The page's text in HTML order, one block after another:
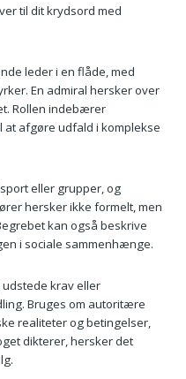
til dit krydsord med
leder i en flåde, med
En admiral hersker over
Rollen indebærer
afgøre udfald i komplekse
eller grupper, og
hersker ikke formelt, men
kan også beskrive
i sociale sammenhænge.
udstede krav eller
Bruges om autoritære
realiteter og betingelser,
dikterer, hersker det